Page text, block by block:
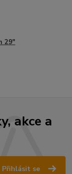
29"
akce a
Přihlásit se